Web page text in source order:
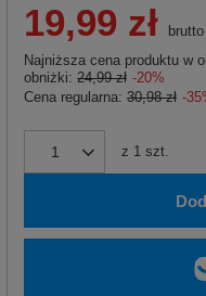
19,99 zł brutto
Najniższa cena produktu w
obniżki: 24,99 zł -20%
Cena regularna: 30,98 zł -
z 1 szt.